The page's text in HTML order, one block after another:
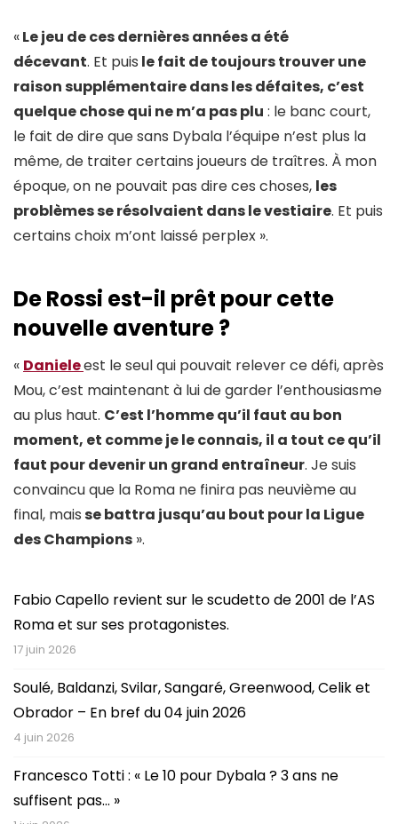
«Le jeu de ces dernières années a été
décevant. Et puis le fait de toujours trouver une
raison supplémentaire dans les défaites, c’est
quelque chose qui ne m’a pas plu : le banc court,
le fait de dire que sans Dybala l’équipe n’est plus la
même, de traiter certains joueurs de traîtres. À mon
époque, on ne pouvait pas dire ces choses, les
problèmes se résolvaient dans le vestiaire. Et puis
certains choix m’ont laissé perplex ».
De Rossi est-il prêt pour cette
nouvelle aventure ?
« Danieleest le seul qui pouvait relever ce défi, après
Mou, c’est maintenant à lui de garder l’enthousiasme
au plus haut. C’est l’homme qu’il faut au bon
moment, et comme je le connais, il a tout ce qu’il
faut pour devenir un grand entraîneur. Je suis
convaincu que la Roma ne finira pas neuvième au
final, maisse battra jusqu’au bout pour la Ligue
des Champions ».
Fabio Capello revient sur le scudetto de 2001 de l’AS
Roma et sur ses protagonistes.
17 juin 2026
Soulé, Baldanzi, Svilar, Sangaré, Greenwood, Celik et
Obrador – En bref du 04 juin 2026
4 juin 2026
Francesco Totti : « Le 10 pour Dybala ? 3 ans ne
suffisent pas… »